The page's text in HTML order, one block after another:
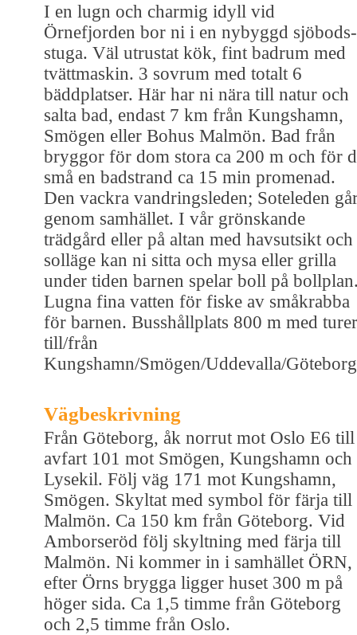
I en lugn och charmig idyll vid
Örnefjorden bor ni i en nybyggd sjöbods-
stuga. Väl utrustat kök, fint badrum med
tvättmaskin. 3 sovrum med totalt 6
bäddplatser. Här har ni nära till natur och
salta bad, endast 7 km från Kungshamn,
Smögen eller Bohus Malmön. Bad från
bryggor för dom stora ca 200 m och för
små en badstrand ca 15 min promenad.
Den vackra vandringsleden; Soteleden
genom samhället. I vår grönskande
trädgård eller på altan med havsutsikt och
solläge kan ni sitta och mysa eller grilla
under tiden barnen spelar boll på
Lugna fina vatten för fiske av småkrabba
för barnen. Busshållplats 800 m med turer
till/från
Kungshamn/Smögen/Uddevalla/
Vägbeskrivning
Från Göteborg, åk norrut mot Oslo E6 till
avfart 101 mot Smögen, Kungshamn och
Lysekil. Följ väg 171 mot Kungshamn,
Smögen. Skyltat med symbol för färja till
Malmön. Ca 150 km från Göteborg. Vid
Amborseröd följ skyltning med färja till
Malmön. Ni kommer in i samhället ÖRN,
efter Örns brygga ligger huset 300 m på
höger sida. Ca 1,5 timme från Göteborg
och 2,5 timme från Oslo.